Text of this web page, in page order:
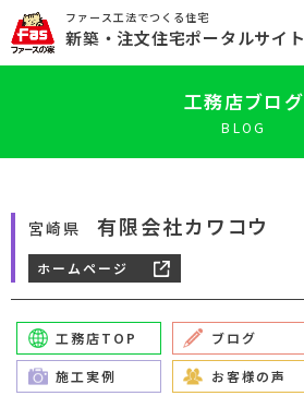
ファース工法でつくる住宅
新築 ・注文住宅ポータルサイト
工務店ブログ
BLOG
宮崎県 有限会社カワコウ
ホームページ
工務店TOP ブログ
施工実例 お客様の声